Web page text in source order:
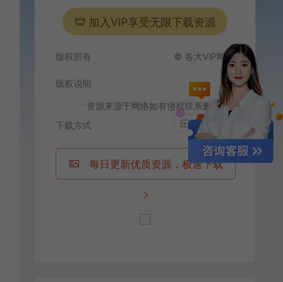
加入VIP享受无限下载资源
版权所有 © 各大VIP网站
版权说明
资源来源于网络如有侵权联系删除 i
下载方式
百度网盘
每日更新优质资源，极速下载